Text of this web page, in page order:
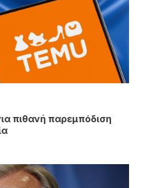
πιθανή παρεμπόδιση